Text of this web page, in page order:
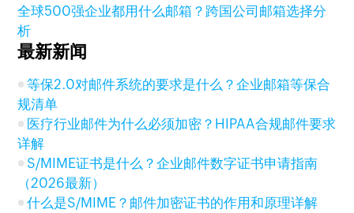
全球500强企业都用什么邮箱？跨国公司邮箱选择分
析
最新新闻
等保2.0对邮件系统的要求是什么？企业邮箱等保合
规清单
医疗行业邮件为什么必须加密？HIPAA合规邮件要求
详解
S/MIME证书是什么？企业邮件数字证书申请指南
（2026最新）
什么是S/MIME？邮件加密证书的作用和原理详解